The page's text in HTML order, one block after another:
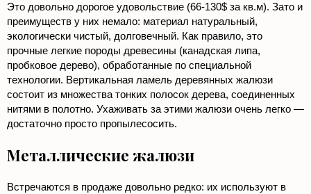
Это довольно дорогое удовольствие (66-130$ за кв.м). Зато и
преимуществ у них немало: материал натуральный,
экологически чистый, долговечный. Как правило, это
прочные легкие породы древесины (канадская липа,
пробковое дерево), обработанные по специальной
технологии. Вертикальная ламель деревянных жалюзи
состоит из множества тонких полосок дерева, соединенных
нитями в полотно. Ухаживать за этими жалюзи очень легко —
достаточно просто пропылесосить.
Металлические жалюзи
Встречаются в продаже довольно редко: их используют в